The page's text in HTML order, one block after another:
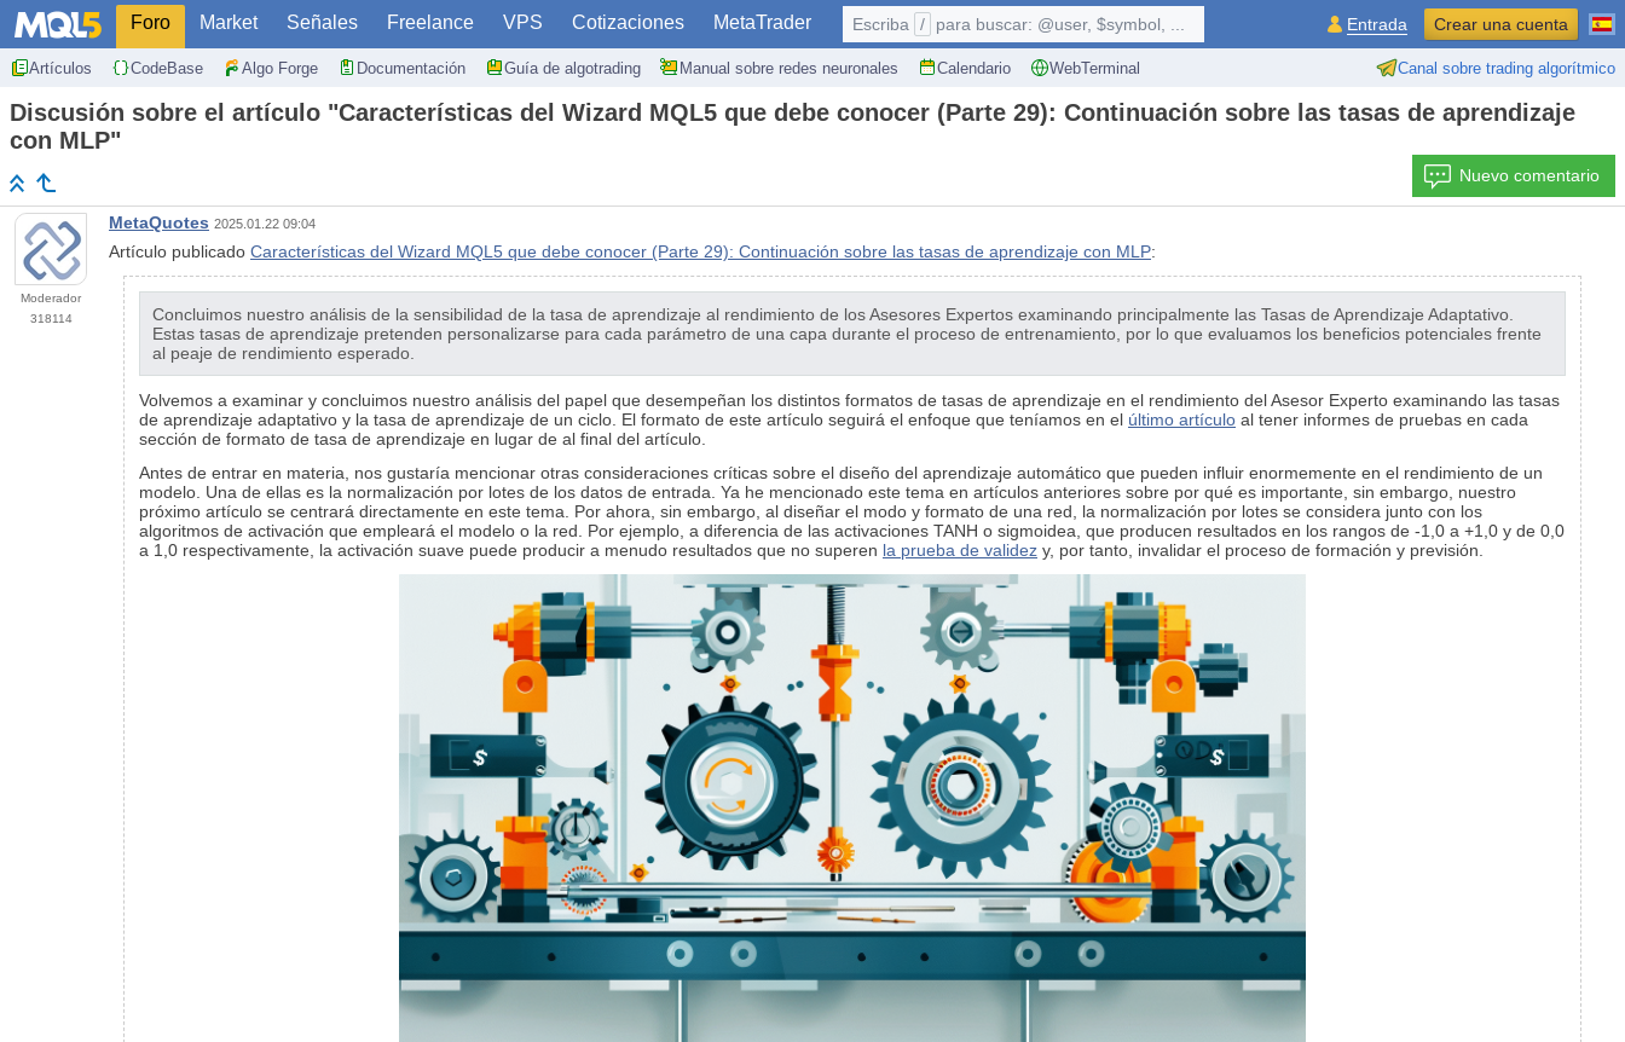
Foro Market Señales Freelance VPS Cotizaciones MetaTrader
Artículos CodeBase Algo Forge Documentación Guía de algotrading Manual sobre redes neuronales Calendario WebTerminal Canal sobre trading algorítmico
Escriba / para buscar: @user, $symbol, ... Entrada Crear una cuenta
Discusión sobre el artículo "Características del Wizard MQL5 que debe conocer (Parte 29): Continuación sobre las tasas de aprendizaje
con MLP"
Nuevo comentario
Moderador
318114
MetaQuotes 2025.01.22 09:04
Artículo publicado Características del Wizard MQL5 que debe conocer (Parte 29): Continuación sobre las tasas de aprendizaje con MLP:
Concluimos nuestro análisis de la sensibilidad de la tasa de aprendizaje al rendimiento de los Asesores Expertos examinando principalmente las Tasas de Aprendizaje Adaptativo.
Estas tasas de aprendizaje pretenden personalizarse para cada parámetro de una capa durante el proceso de entrenamiento, por lo que evaluamos los beneficios potenciales frente
al peaje de rendimiento esperado.
Volvemos a examinar y concluimos nuestro análisis del papel que desempeñan los distintos formatos de tasas de aprendizaje en el rendimiento del Asesor Experto examinando las tasas
de aprendizaje adaptativo y la tasa de aprendizaje de un ciclo. El formato de este artículo seguirá el enfoque que teníamos en el último artículo al tener informes de pruebas en cada
sección de formato de tasa de aprendizaje en lugar de al final del artículo.
Antes de entrar en materia, nos gustaría mencionar otras consideraciones críticas sobre el diseño del aprendizaje automático que pueden influir enormemente en el rendimiento de un
modelo. Una de ellas es la normalización por lotes de los datos de entrada. Ya he mencionado este tema en artículos anteriores sobre por qué es importante, sin embargo, nuestro
próximo artículo se centrará directamente en este tema. Por ahora, sin embargo, al diseñar el modo y formato de una red, la normalización por lotes se considera junto con los
algoritmos de activación que empleará el modelo o la red. Por ejemplo, a diferencia de las activaciones TANH o sigmoidea, que producen resultados en los rangos de -1,0 a +1,0 y de 0,0
a 1,0 respectivamente, la activación suave puede producir a menudo resultados que no superen la prueba de validez y, por tanto, invalidar el proceso de formación y previsión.